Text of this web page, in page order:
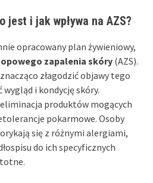
jest i jak wpływa na AZS?
opracowany plan żywieniowy,
zapalenia skóry (AZS).
złagodzić objawy tego
i kondycję skóry.
produktów mogących
pokarmowe. Osoby
się z różnymi alergiami,
do ich specyficznych